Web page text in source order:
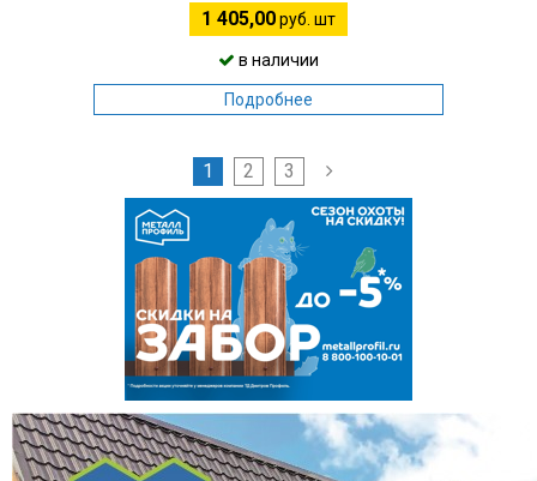
1 405,00руб. шт
в наличии
Подробнее
1 2 3